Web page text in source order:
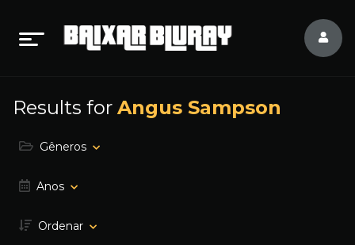
Results for Angus Sampson
Gêneros
Anos
Ordenar